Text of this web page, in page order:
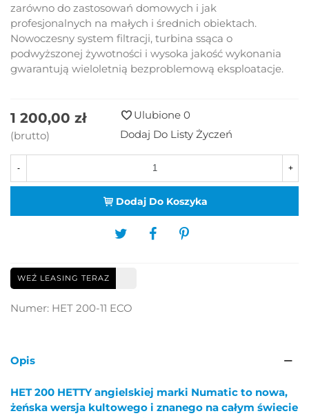
zarówno do zastosowań domowych i jak
profesjonalnych na małych i średnich obiektach.
Nowoczesny system filtracji, turbina ssąca o
podwyższonej żywotności i wysoka jakość wykonania
gwarantują wieloletnią bezproblemową eksploatacje.
1 200,00 zł
(brutto)
Ulubione 0
Dodaj Do Listy Życzeń
- +
Dodaj Do Koszyka
WEŹ LEASING TERAZ
Numer: HET 200-11 ECO
Opis
HET 200 HETTY angielskiej marki Numatic to nowa,
żeńska wersja kultowego i znanego na całym świecie